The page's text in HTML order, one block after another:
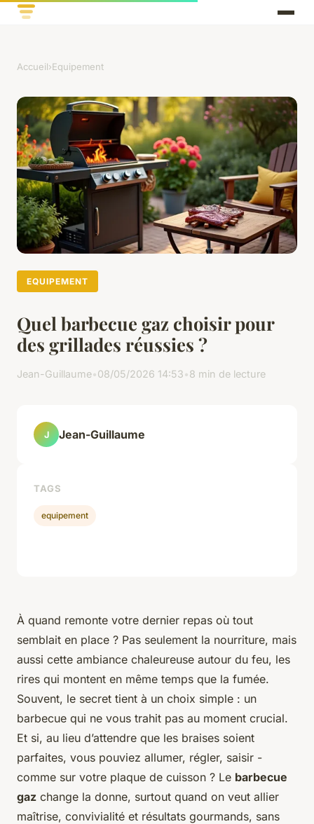
Accueil›Equipement
EQUIPEMENT
Quel barbecue gaz choisir pour
des grillades réussies ?
Jean-Guillaume•08/05/2026 14:53•8 min de lecture
À quand remonte votre dernier repas où tout
semblait en place ? Pas seulement la nourriture, mais
aussi cette ambiance chaleureuse autour du feu, les
rires qui montent en même temps que la fumée.
Souvent, le secret tient à un choix simple : un
barbecue qui ne vous trahit pas au moment crucial.
Et si, au lieu d’attendre que les braises soient
parfaites, vous pouviez allumer, régler, saisir -
comme sur votre plaque de cuisson ? Le barbecue
gaz change la donne, surtout quand on veut allier
maîtrise, convivialité et résultats gourmands, sans
J Jean-Guillaume
TAGS
equipement